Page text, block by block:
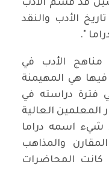
قد قسم الأدب
الأدب والنقد
".
مناهج الأدب في
هي المهيمنة
فترة دراسته في
العالية
اسمه دراما
والمذاهب
كانت المحاضرات